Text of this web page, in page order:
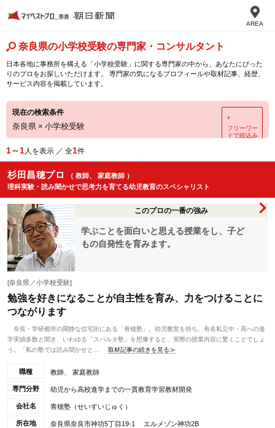
AREA
奈良県の小学校受験の専門家・コンサルタント
日本各地に事務所を構える「小学校受験」に関する専門家の中から、あなたにぴった
りのプロをお探しいただけます。 専門家の気になるプロフィールや取材記事、経歴、
サービス内容を掲載しています。
現在の検索条件
奈良県 × 小学校受験
＋
フリーワー
ドで絞込み
1～1人を表示 ／ 全1件
杉田昌穂プロ
（ 教師、 家庭教師 ）
理科実験・読み聞かせで思考力を育てる幼児教育のスペシャリスト
このプロの一番の強み
学ぶことを面白いと思える授業をし、子ど
もの自発性を育みます。
[奈良県／小学校受験]
勉強を好きになることが自主性を育み、力をつけることに
つながります
奈良・学研都市の閑静な住宅街にある「青穂塾」。幼児教室を持ち、有名私立中・高への進
学実績多数と聞き、いわゆる「スパルタ塾」を想像すると、実際の授業内容に驚くことでしょ
う。「私の塾では読み聞かせと...
取材記事の続きを見る≫
職種 教師、 家庭教師
専門分野 幼児から高校進学までの一貫教育学習教材開発
会社名 青穂塾（せいすいじゅく）
所在地 奈良県奈良市神功5丁目19-1 エルメゾン神功2B